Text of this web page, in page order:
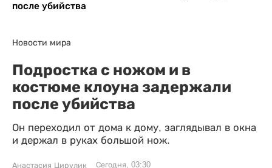
после убийства
Новости мира
Подростка с ножом и в
костюме клоуна задержали
после убийства
Он переходил от дома к дому, заглядывал в окна
и держал в руках большой нож.
Анастасия Цирулик Сегодня, 03:30